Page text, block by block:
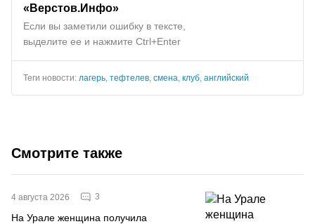
«Верстов.Инфо»
Если вы заметили ошибку в тексте,
выделите ее и нажмите Ctrl+Enter
Теги новости: лагерь тефтелев смена клуб английский
Смотрите также
4 августа 2026 3
На Урале женщина получила